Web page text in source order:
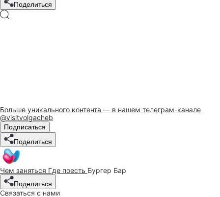
Поделиться
Больше уникального контента — в нашем телеграм-канале
@visitvolgacheb
Подписаться
Поделиться
Чем заняться Где поесть Бургер Бар
Поделиться
Связаться с нами